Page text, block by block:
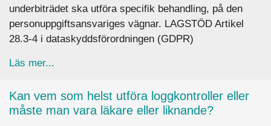
underbiträdet ska utföra specifik behandling, på den
personuppgiftsansvariges vägnar. LAGSTÖD Artikel
28.3-4 i dataskyddsförordningen (GDPR)
Läs mer...
Kan vem som helst utföra loggkontroller eller
måste man vara läkare eller liknande?